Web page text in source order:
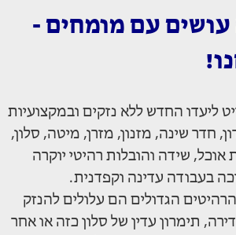
עושים עם מומחים -
ליעדו החדש ללא נזקים ובמקצועיות
חדר שינה, מזנון, מזרן, מיטה, סלון,
שידה והובלות רהיטי יוקרה
בעבודה עדינה וקפדנית.
הגדולים הם עלולים להנזק
תימרון עדין של סלון כזה או אחר